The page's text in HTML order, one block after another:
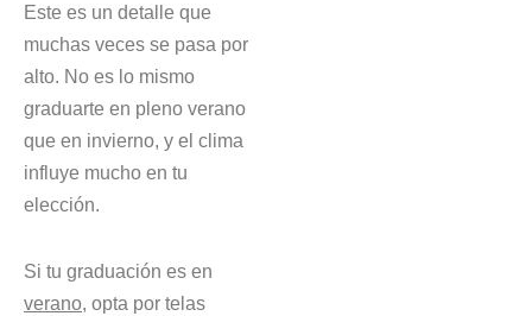
Este es un detalle que
muchas veces se pasa por
alto. No es lo mismo
graduarte en pleno verano
que en invierno, y el clima
influye mucho en tu
elección.
Si tu graduación es en
verano, opta por telas